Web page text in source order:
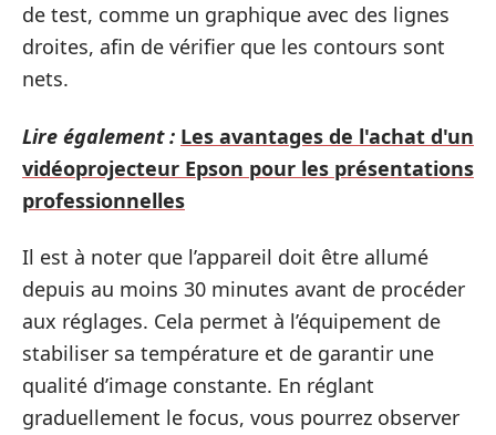
de test, comme un graphique avec des lignes
droites, afin de vérifier que les contours sont
nets.
Lire également : Les avantages de l'achat d'un
vidéoprojecteur Epson pour les présentations
professionnelles
Il est à noter que l’appareil doit être allumé
depuis au moins 30 minutes avant de procéder
aux réglages. Cela permet à l’équipement de
stabiliser sa température et de garantir une
qualité d’image constante. En réglant
graduellement le focus, vous pourrez observer